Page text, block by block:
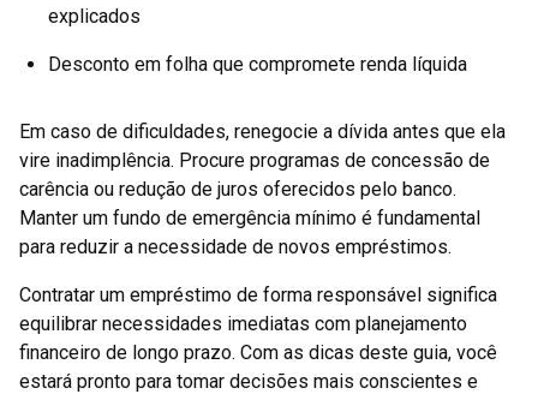
explicados
Desconto em folha que compromete renda líquida
Em caso de dificuldades, renegocie a dívida antes que ela
vire inadimplência. Procure programas de concessão de
carência ou redução de juros oferecidos pelo banco.
Manter um fundo de emergência mínimo é fundamental
para reduzir a necessidade de novos empréstimos.
Contratar um empréstimo de forma responsável significa
equilibrar necessidades imediatas com planejamento
financeiro de longo prazo. Com as dicas deste guia, você
estará pronto para tomar decisões mais conscientes e